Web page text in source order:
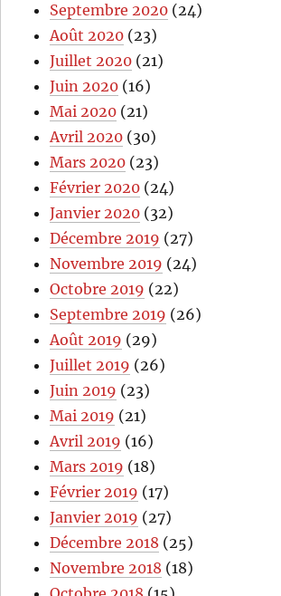
Septembre 2020 (24)
Août 2020 (23)
Juillet 2020 (21)
Juin 2020 (16)
Mai 2020 (21)
Avril 2020 (30)
Mars 2020 (23)
Février 2020 (24)
Janvier 2020 (32)
Décembre 2019 (27)
Novembre 2019 (24)
Octobre 2019 (22)
Septembre 2019 (26)
Août 2019 (29)
Juillet 2019 (26)
Juin 2019 (23)
Mai 2019 (21)
Avril 2019 (16)
Mars 2019 (18)
Février 2019 (17)
Janvier 2019 (27)
Décembre 2018 (25)
Novembre 2018 (18)